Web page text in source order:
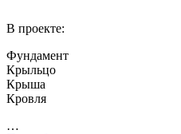
В проекте:
Фундамент
Крыльцо
Крыша
Кровля
…